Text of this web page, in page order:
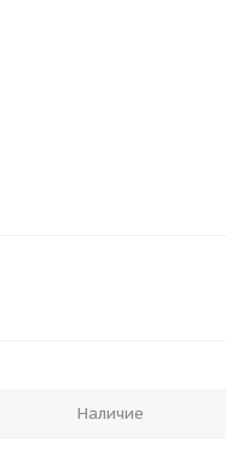
Наличие